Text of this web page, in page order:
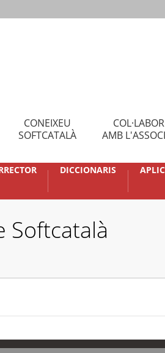
CONEIXEU
SOFTCATALÀ
AMB
DICCIONARIS
Softcatalà